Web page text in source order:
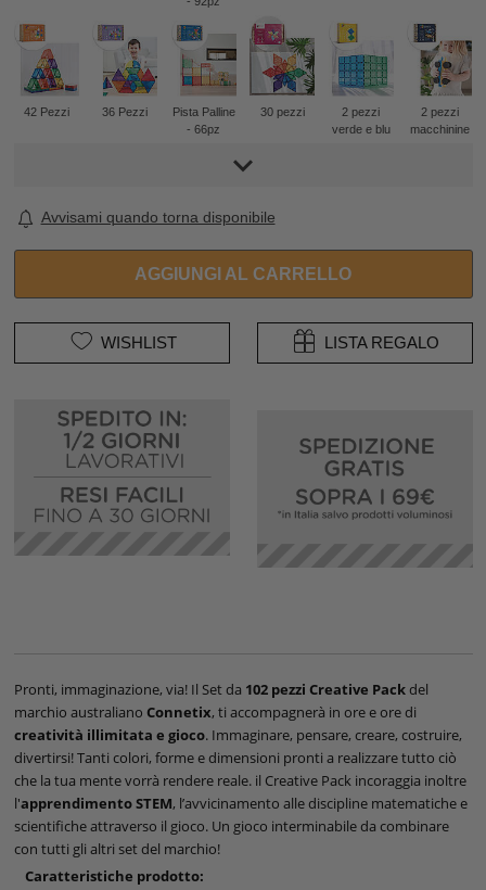
42 Pezzi 36 Pezzi
Pista Palline
- 66pz
30 pezzi
2 pezzi
verde e blu
2 pezzi
macchinine
Avvisami quando torna disponibile
AGGIUNGI AL CARRELLO
WISHLIST LISTA REGALO
Pronti, immaginazione, via! Il Set da 102 pezzi Creative Packdel
marchio australiano Connetix, ti accompagnerà in ore e ore di
creatività illimitata e gioco. Immaginare, pensare, creare, costruire,
divertirsi! Tanti colori, forme e dimensioni pronti a realizzare tutto ciò
che la tua mente vorrà rendere reale. il Creative Pack incoraggia inoltre
l'apprendimento STEM, l’avvicinamento alle discipline matematiche e
scientifiche attraverso il gioco. Un gioco interminabile da combinare
con tutti gli altri set del marchio!
Caratteristiche prodotto: